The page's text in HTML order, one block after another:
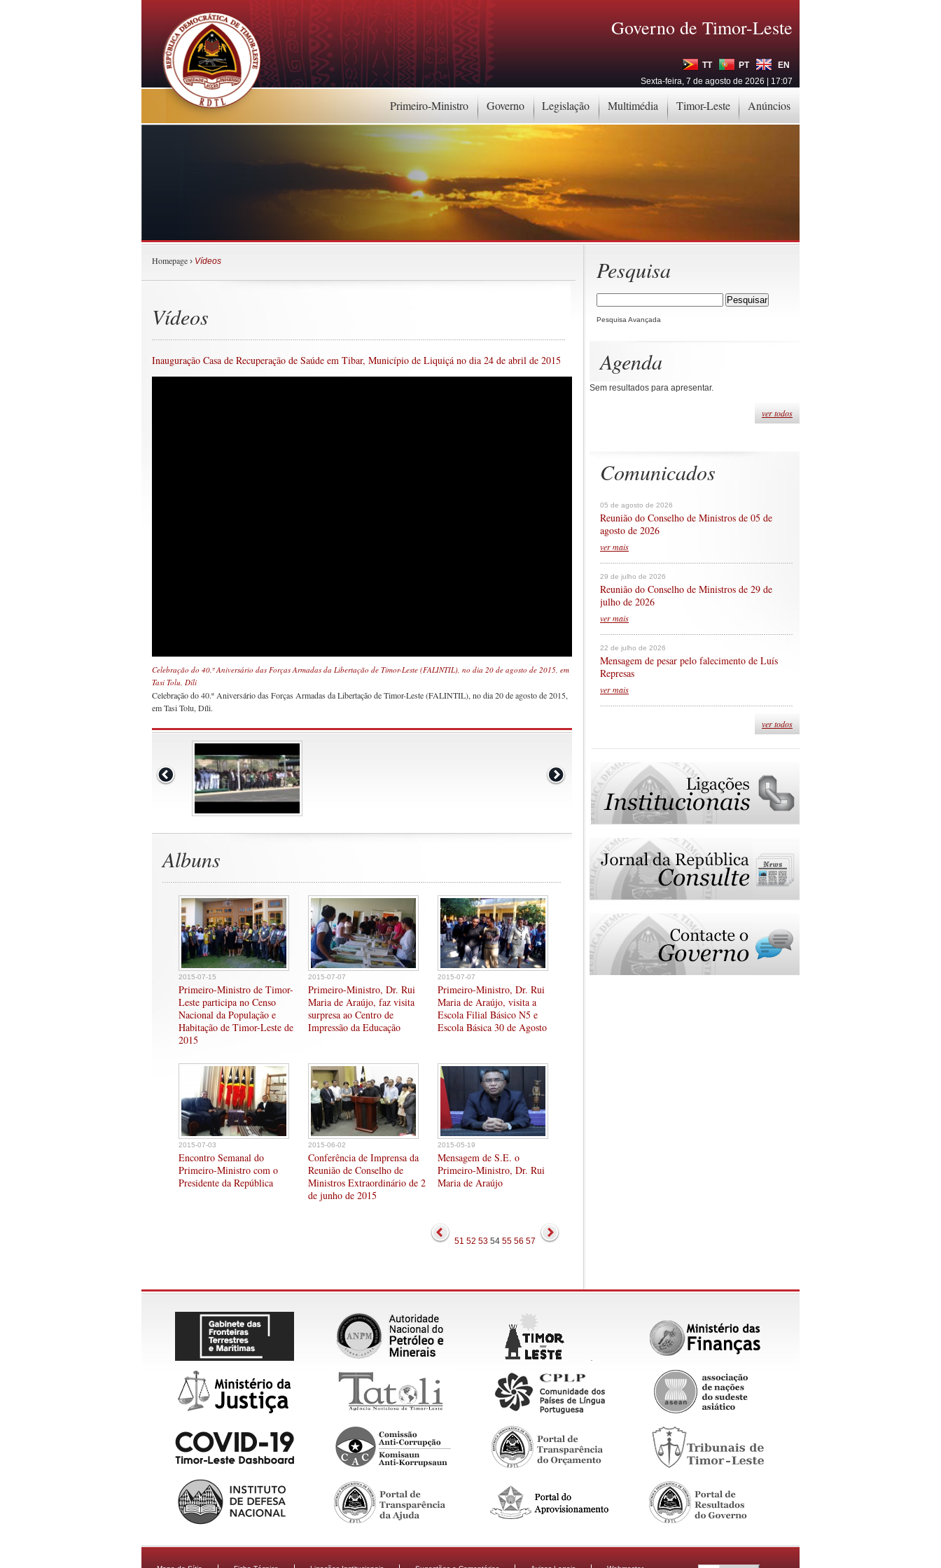
Primeiro-Ministro Governo Legislação Multimédia Timor-Leste Anúncios
Governo de Timor-Leste
TT PT
EN
Sexta-feira, 7 de agosto de 2026 | 17:07
Pesquisa
Pesquisa Avançada
Agenda
Sem resultados para apresentar.
ver todos
Comunicados
05 de agosto de 2026
Reunião do Conselho de Ministros de 05 de
agosto de 2026
ver mais
29 de julho de 2026
Reunião do Conselho de Ministros de 29 de
julho de 2026
ver mais
22 de julho de 2026
Mensagem de pesar pelo falecimento de Luís
Represas
ver mais
ver todos
Homepage › Vídeos
Vídeos
Inauguração Casa de Recuperação de Saúde em Tibar, Município de Liquiçá no dia 24 de abril de 2015
Celebração do 40.º Aniversário das Forças Armadas da Libertação de Timor-Leste (FALINTIL), no dia 20 de agosto de 2015, em
Tasi Tolu, Díli
Celebração do 40.º Aniversário das Forças Armadas da Libertação de Timor-Leste (FALINTIL), no dia 20 de agosto de 2015,
em Tasi Tolu, Díli.
Albuns
2015-07-15
Primeiro-Ministro de Timor-
Leste participa no Censo
Nacional da População e
Habitação de Timor-Leste de
2015
2015-07-07
Primeiro-Ministro, Dr. Rui
Maria de Araújo, faz visita
surpresa ao Centro de
Impressão da Educação
2015-07-07
Primeiro-Ministro, Dr. Rui
Maria de Araújo, visita a
Escola Filial Básico N5 e
Escola Básica 30 de Agosto
2015-07-03
Encontro Semanal do
Primeiro-Ministro com o
Presidente da República
2015-06-02
Conferência de Imprensa da
Reunião de Conselho de
Ministros Extraordinário de 2
de junho de 2015
2015-05-19
Mensagem de S.E. o
Primeiro-Ministro, Dr. Rui
Maria de Araújo
51 52 53 54 55 56 57